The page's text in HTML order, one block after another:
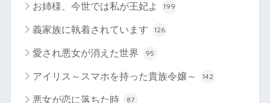
お姉様、今世では私が王妃よ 199
義家族に執着されています 126
愛され悪女が消えた世界 95
アイリス～スマホを持った貴族令嬢～ 142
悪女が恋に落ちた時 87